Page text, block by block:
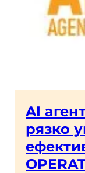
AI
рязко